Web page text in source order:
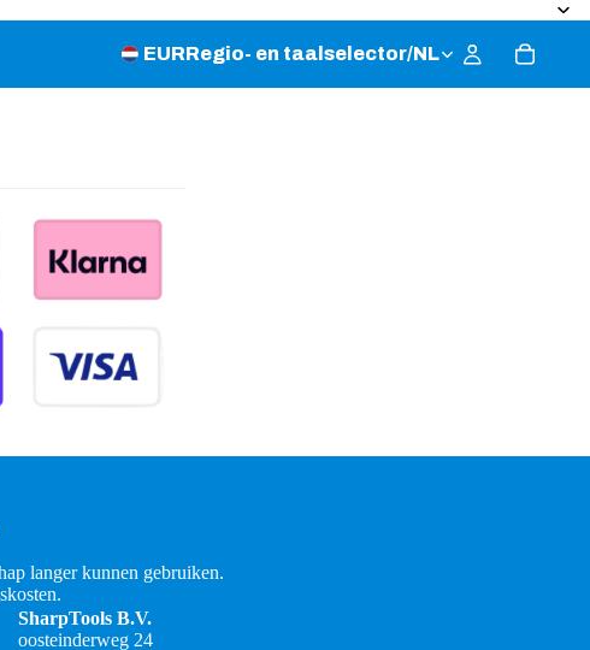
EURRegio- en taalselector/NL
langer kunnen gebruiken.
SharpTools B.V.
oosteinderweg 24